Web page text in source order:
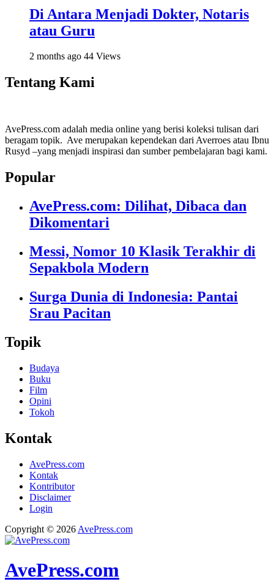
Di Antara Menjadi Dokter, Notaris
atau Guru
2 months ago 44 Views
Tentang Kami
AvePress.com adalah media online yang berisi koleksi tulisan dari
beragam topik. Ave merupakan kependekan dari Averroes atau Ibnu
Rusyd –yang menjadi inspirasi dan sumber pembelajaran bagi kami.
Popular
AvePress.com: Dilihat, Dibaca dan
Dikomentari
Messi, Nomor 10 Klasik Terakhir di
Sepakbola Modern
Surga Dunia di Indonesia: Pantai
Srau Pacitan
Topik
Budaya
Buku
Film
Opini
Tokoh
Kontak
AvePress.com
Kontak
Kontributor
Disclaimer
Login
Copyright © 2026 AvePress.com
AvePress.com